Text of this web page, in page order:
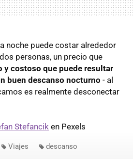
noche puede costar alrededor
personas, un precio que
y costoso que puede resultar
buen descanso nocturno - al
es realmente desconectar
Stefancik en Pexels
Viajes descanso